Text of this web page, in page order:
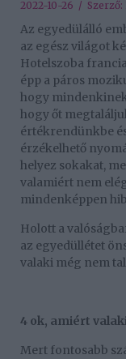
2022-10-26 / Szerző:
Az egyedülálló
az egész világot
Hotelszoba
épp a páros
hogy
hogy őt
értékrendünkbe
érzékelhető
helyez sokakat,
valamiért nem
mindenképpen
Holott a
az egyedüllétet
valaki még nem
4 ok, amiért
Mert fontosabb